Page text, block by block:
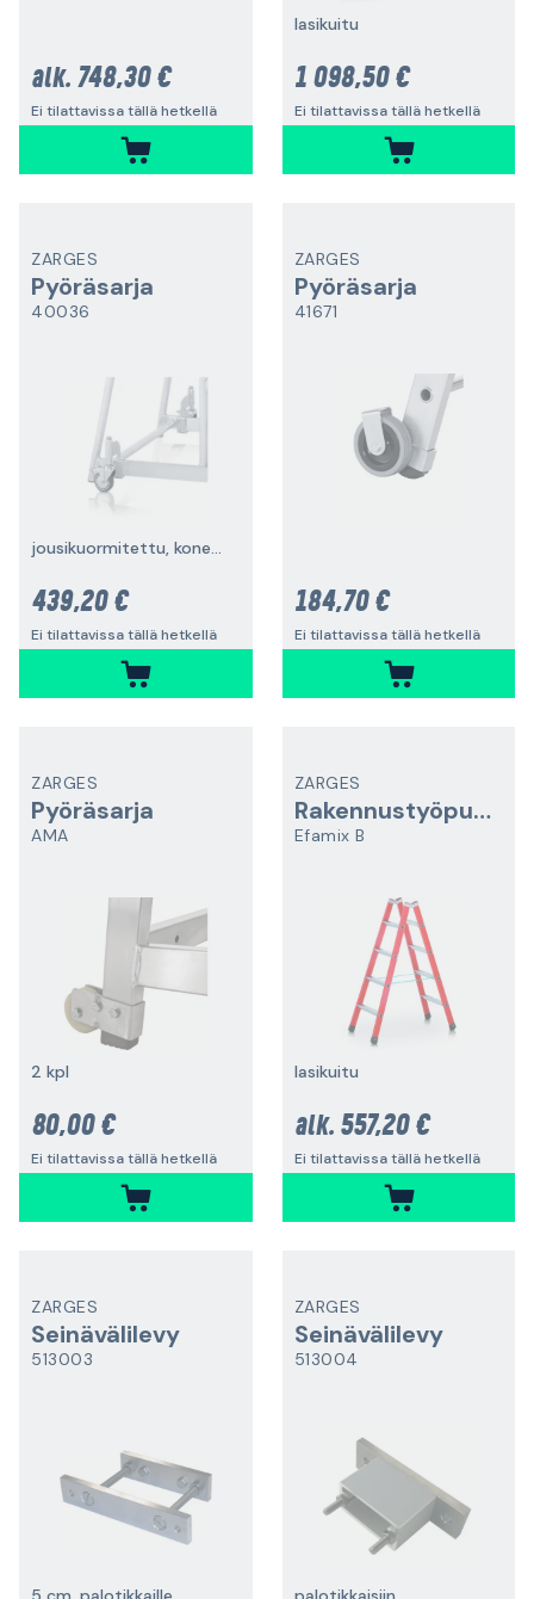
alk. 748,30 €
Ei tilattavissa tällä hetkellä
lasikuitu
1 098,50 €
Ei tilattavissa tällä hetkellä
ZARGES
Pyöräsarja
40036
jousikuormitettu, konepukkiin
439,20 €
Ei tilattavissa tällä hetkellä
ZARGES
Pyöräsarja
41671
184,70 €
Ei tilattavissa tällä hetkellä
ZARGES
Pyöräsarja
AMA
2 kpl
80,00 €
Ei tilattavissa tällä hetkellä
ZARGES
Rakennustyöpukki
Efamix B
lasikuitu
alk. 557,20 €
Ei tilattavissa tällä hetkellä
ZARGES
Seinävälilevy
513003
ZARGES
Seinävälilevy
513004